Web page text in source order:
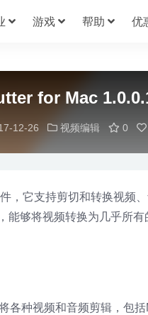
游戏 帮助 优
for Mac
12-26 视频编辑 0
，它支持剪切和转换视频
够将视频转换为几乎所有
种视频和音频剪辑，包括